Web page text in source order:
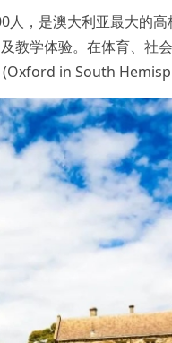
，是澳大利亚最大的
教学体验。在体育、社
(Oxford in South